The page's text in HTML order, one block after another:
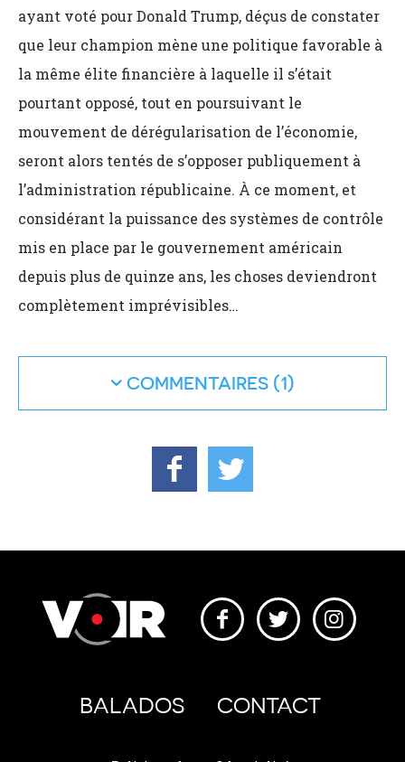
ayant voté pour Donald Trump, déçus de constater
que leur champion mène une politique favorable à
la même élite financière à laquelle il s’était
pourtant opposé, tout en poursuivant le
mouvement de dérégularisation de l’économie,
seront alors tentés de s’opposer publiquement à
l’administration républicaine. À ce moment, et
considérant la puissance des systèmes de contrôle
mis en place par le gouvernement américain
depuis plus de quinze ans, les choses deviendront
complètement imprévisibles…
COMMENTAIRES
BALADOS CONTACT